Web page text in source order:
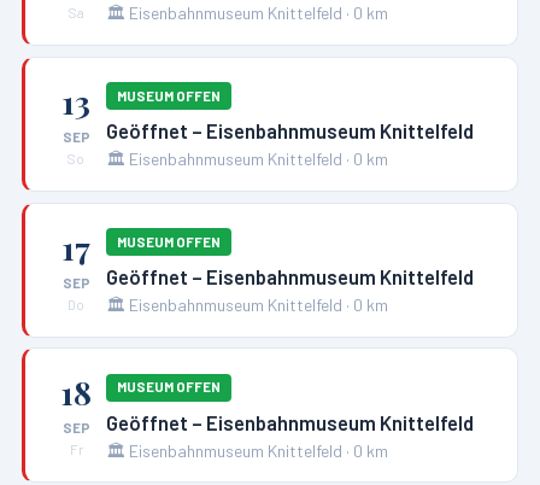
Sa
🏛️ Eisenbahnmuseum Knittelfeld · 0 km
13
SEP
So
MUSEUM OFFEN
Geöffnet – Eisenbahnmuseum Knittelfeld
🏛️ Eisenbahnmuseum Knittelfeld · 0 km
17
SEP
Do
MUSEUM OFFEN
Geöffnet – Eisenbahnmuseum Knittelfeld
🏛️ Eisenbahnmuseum Knittelfeld · 0 km
18
SEP
Fr
MUSEUM OFFEN
Geöffnet – Eisenbahnmuseum Knittelfeld
🏛️ Eisenbahnmuseum Knittelfeld · 0 km